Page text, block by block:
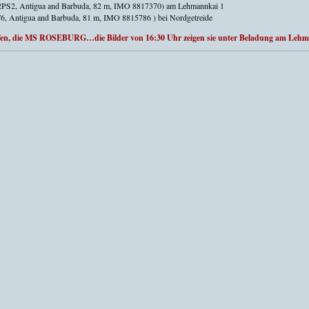
Antigua and Barbuda, 82 m, IMO 8817370) am Lehmannkai 1
Antigua and Barbuda, 81 m, IMO 8815786 ) bei Nordgetreide
die MS ROSEBURG…die Bilder von 16:30 Uhr zeigen sie unter Beladung am